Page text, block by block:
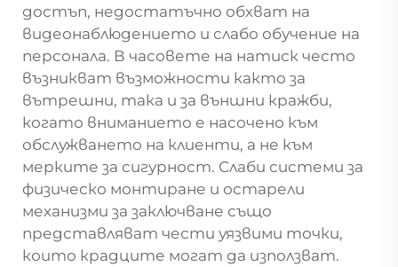
достъп, недостатъчно обхват на
видеонаблюдението и слабо обучение на
персонала. В часовете на натиск често
възникват възможности както за
вътрешни, така и за външни кражби,
когато вниманието е насочено към
обслужването на клиенти, а не към
мерките за сигурност. Слаби системи за
физическо монтиране и остарели
механизми за заключване също
представляват чести уязвими точки,
които крадците могат да използват.